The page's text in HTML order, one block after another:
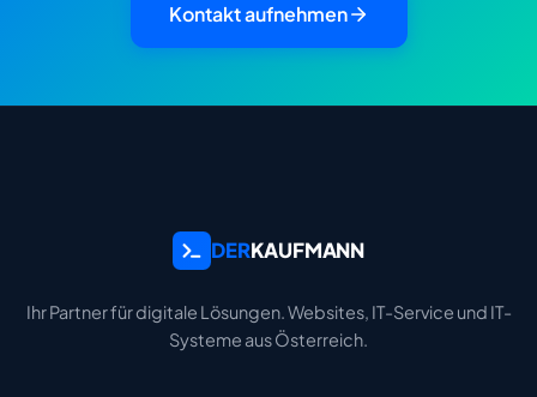
Kontakt aufnehmen
DERKAUFMANN
Ihr Partner für digitale Lösungen. Websites, IT-Service und IT-
Systeme aus Österreich.